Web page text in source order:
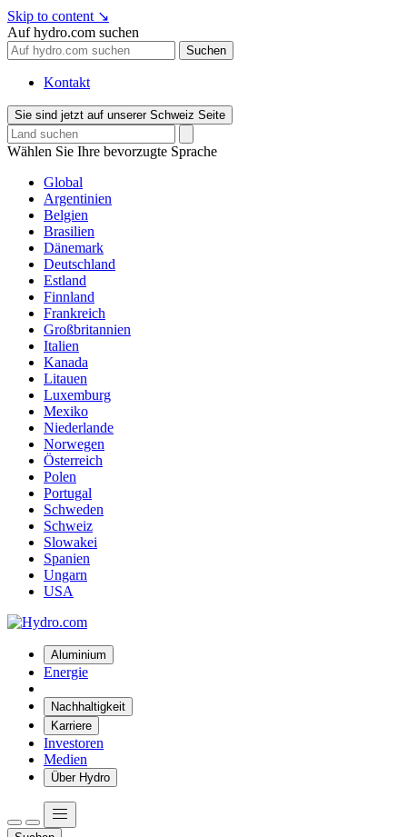
Skip to content ↘
Auf hydro.com suchen
Suchen
Kontakt
Sie sind jetzt auf unserer Schweiz Seite
Wählen Sie Ihre bevorzugte Sprache
Global
Argentinien
Belgien
Brasilien
Dänemark
Deutschland
Estland
Finnland
Frankreich
Großbritannien
Italien
Kanada
Litauen
Luxemburg
Mexiko
Niederlande
Norwegen
Österreich
Polen
Portugal
Schweden
Schweiz
Slowakei
Spanien
Ungarn
USA
Aluminium
Energie
Nachhaltigkeit
Karriere
Investoren
Medien
Über Hydro